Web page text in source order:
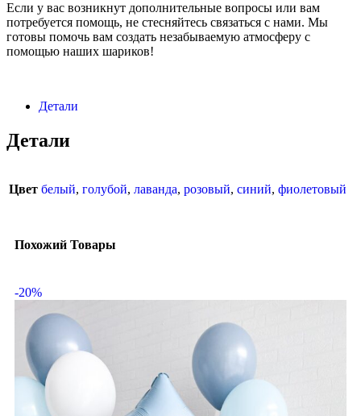
Если у вас возникнут дополнительные вопросы или вам
потребуется помощь, не стесняйтесь связаться с нами. Мы
готовы помочь вам создать незабываемую атмосферу с
помощью наших шариков!
Детали
Детали
Цвет белый, голубой, лаванда, розовый, синий, фиолетовый
Похожий Товары
-20%